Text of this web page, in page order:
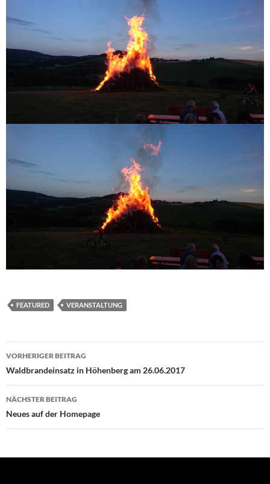
FEATURED VERANSTALTUNG
Beitragsnavigation
VORHERIGER BEITRAG
Waldbrandeinsatz in Höhenberg am 26.06.2017
NÄCHSTER BEITRAG
Neues auf der Homepage